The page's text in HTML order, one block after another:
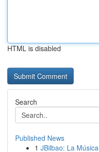
HTML is disabled
Search
Published News
1 JBilbao: La